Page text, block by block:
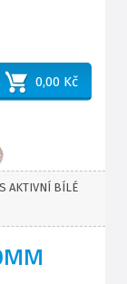
0,00 Kč
AKTIVNÍ BÍLÉ